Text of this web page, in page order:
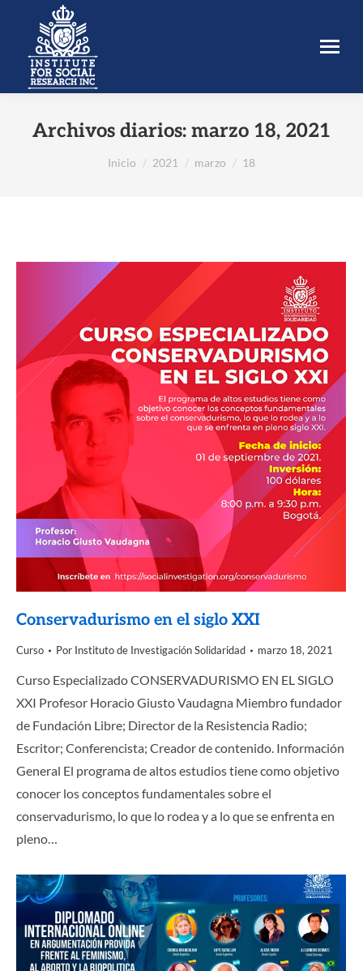
Archivos diarios: marzo 18, 2021
Estás aquí:
Inicio 2021 marzo 18
Conservadurismo en el siglo XXI
Curso Por Instituto de Investigación Solidaridad marzo 18, 2021
Curso Especializado CONSERVADURISMO EN EL SIGLO
XXI Profesor Horacio Giusto Vaudagna Miembro fundador
de Fundación Libre; Director de la Resistencia Radio;
Escritor; Conferencista; Creador de contenido. Información
General El programa de altos estudios tiene como objetivo
conocer los conceptos fundamentales sobre el
conservadurismo, lo que lo rodea y a lo que se enfrenta en
pleno…